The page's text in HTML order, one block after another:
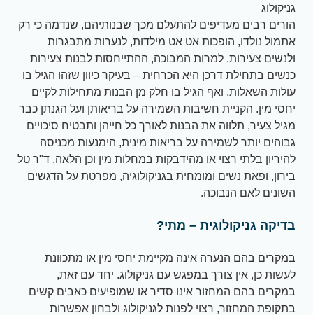
גניקולוג
הורים רבים מעדיפים להתעלם מכך שבנותיהם, שנדמה כי רק
אתמול נולדו, הופכות אט אט מילדות, לנערות מתבגרות
ולנשים צעירות. למרות המבוכה, ההתייחסות לבנות צעירות
כנשים בתחילת דרכן היא הכרחית – בעיקר כיוון שזהו הגיל בו
עולות השאלות, ואף הגיל בו חלק מן הבנות מתחילות לקיים
יחסי מין. הקניית חשיבות השמירה על בריאותן ועל הגנתן כבר
מגיל צעיר, תלווה את הבנות לאורך כל חייהן ותבטיח סיכויים
גבוהים יותר לשמירה על בריאות מינית, הימנעות מכניסה
להיריון בלתי רצוי או מהידבקות במחלות מין וכן הלאה. ד"ר טל
בירון, ופאת נשים ומומחית בגניקולוגיה, מפרטת על הדגשים
השונים לאם הנבוכה.
בדיקה גניקולוגית – מתי?
במקרים בהם הנערה אינה מקיימת יחסי מין או מתכוונת
לעשות כן, אין צורך במפגש עם גניקולוג. יחד עם זאת,
במקרים בהם המחזור אינו סדיר או שמופיעים כאבים קשים
בתקופת המחזור, רצוי לפנות לגניקולוג ולבחון אפשרות